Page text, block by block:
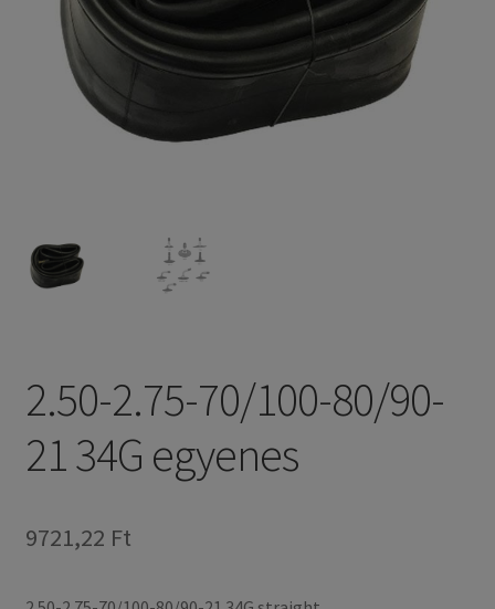
2.50-2.75-70/100-80/90-
21 34G egyenes
9721,22 Ft